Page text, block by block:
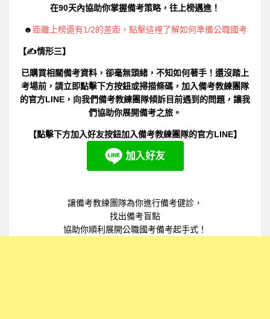
在90天內協助你掌握備考策略，往上榜邁進！
☻ 距離上榜還有1/2的差距，點擊這裡了解如何準備公職國考
【✍情形三】
已購買相關備考資料，卻毫無頭緒，不知如何著手！還沒踏上
考場前，請立即點擊下方按鈕或掃描條碼，加入備考教練團隊
的官方LINE，向我們備考教練團隊傾訴目前遇到的問題，讓我
們協助你展開備考之旅。
【點擊下方加入好友按鈕加入備考教練團隊的官方LINE】
讓備考教練團隊為你進行備考健診，
找出備考盲點
協助你順利展開公職國考備考起手式！